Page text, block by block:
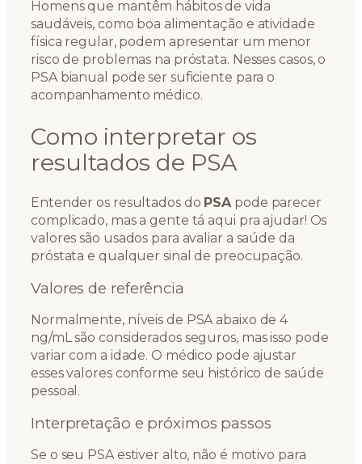
Homens que mantêm hábitos de vida
saudáveis, como boa alimentação e atividade
física regular, podem apresentar um menor
risco de problemas na próstata. Nesses casos, o
PSA bianual pode ser suficiente para o
acompanhamento médico.
Como interpretar os
resultados de PSA
Entender os resultados do PSApode parecer
complicado, mas a gente tá aqui pra ajudar! Os
valores são usados para avaliar a saúde da
próstata e qualquer sinal de preocupação.
Valores de referência
Normalmente, níveis de PSA abaixo de 4
ng/mL são considerados seguros, mas isso pode
variar com a idade. O médico pode ajustar
esses valores conforme seu histórico de saúde
pessoal.
Interpretação e próximos passos
Se o seu PSA estiver alto, não é motivo para